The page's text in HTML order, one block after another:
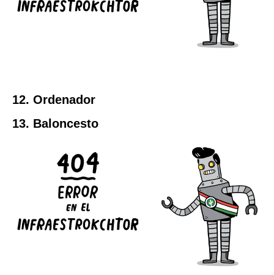
12. Ordenador
13. Baloncesto